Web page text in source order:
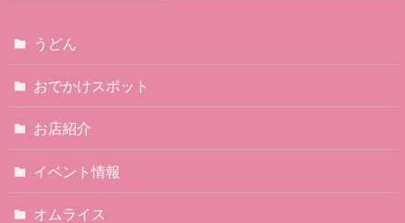
うどん
おでかけスポット
お店紹介
イベント情報
オムライス